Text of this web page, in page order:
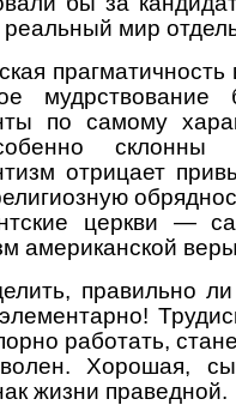
реальный мир
по самому
склонны
отрицает
церкви —
американской
правильно
работать,
Хорошая,
жизни праведной.